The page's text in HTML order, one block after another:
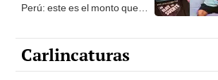
Perú: este es el monto que
1.000 vistas
Carlincaturas